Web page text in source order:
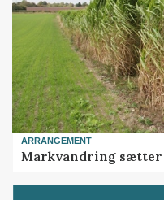
ARRANGEMENT
Markvandring sætter